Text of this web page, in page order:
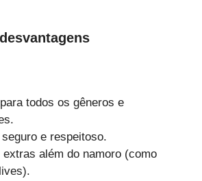
todos os gêneros e
e respeitoso.
extras além do namoro (como